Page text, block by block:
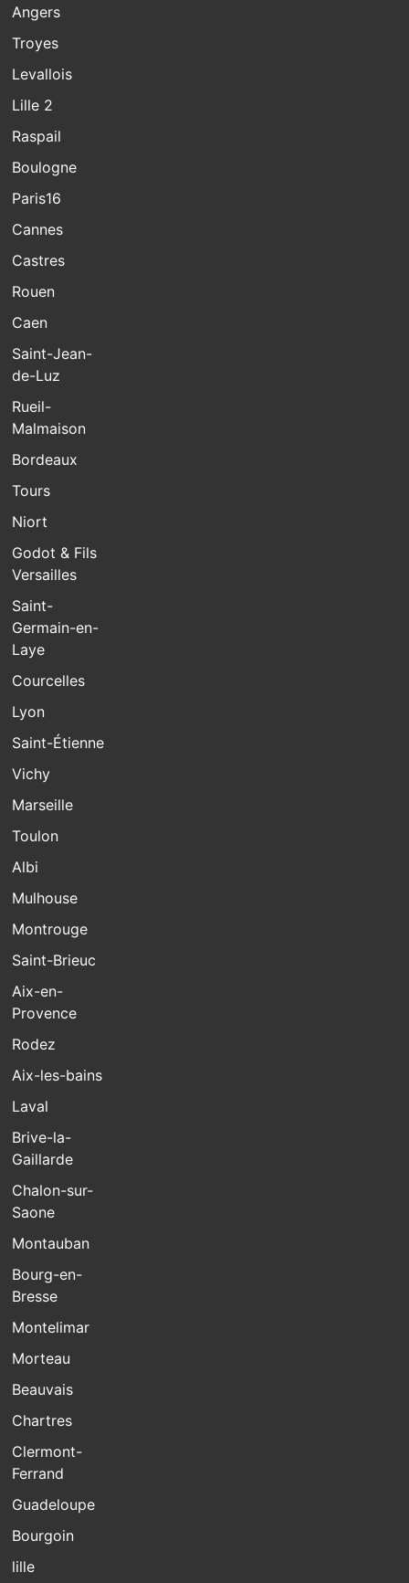
Angers
Troyes
Levallois
Lille 2
Raspail
Boulogne
Paris16
Cannes
Castres
Rouen
Caen
Saint-Jean-
de-Luz
Rueil-
Malmaison
Bordeaux
Tours
Niort
Godot & Fils
Versailles
Saint-
Germain-en-
Laye
Courcelles
Lyon
Saint-Étienne
Vichy
Marseille
Toulon
Albi
Mulhouse
Montrouge
Saint-Brieuc
Aix-en-
Provence
Rodez
Aix-les-bains
Laval
Brive-la-
Gaillarde
Chalon-sur-
Saone
Montauban
Bourg-en-
Bresse
Montelimar
Morteau
Beauvais
Chartres
Clermont-
Ferrand
Guadeloupe
Bourgoin
lille